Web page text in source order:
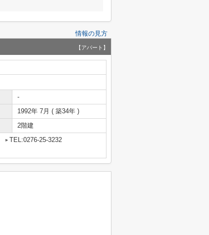
情報の見方
【アパート】
-
1992年 7月 ( 築34年 )
2階建
TEL:0276-25-3232